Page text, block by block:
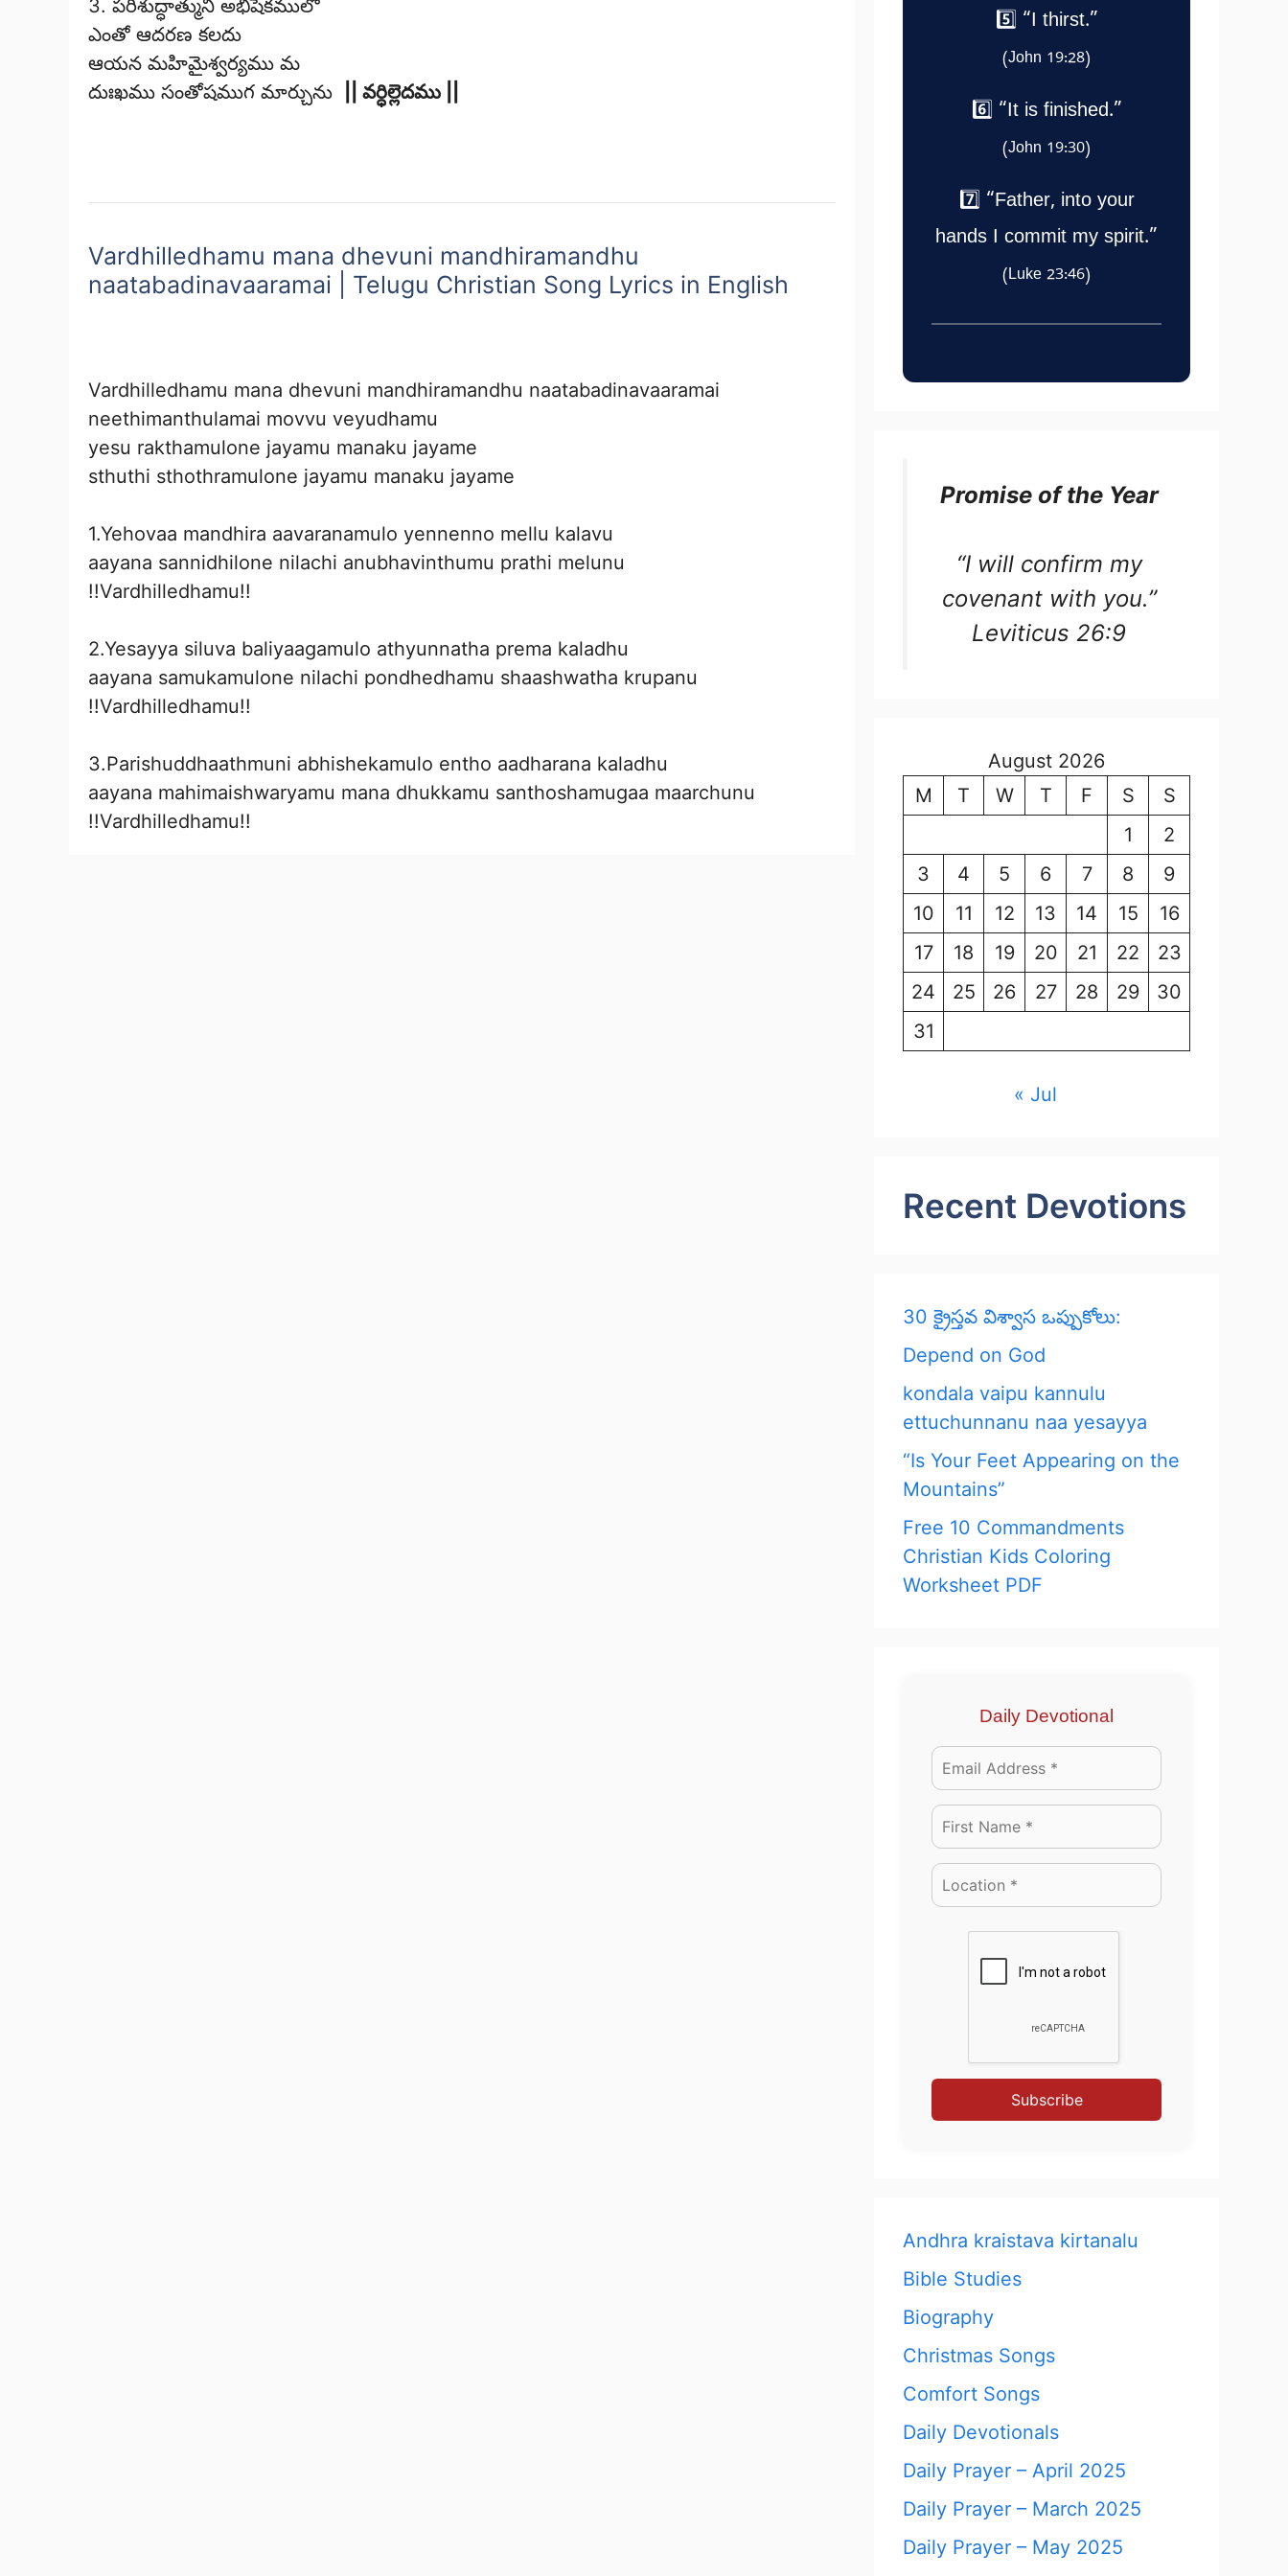
3. పరిశుద్ధాత్ముని అభిషేకములో
ఎంతో ఆదరణ కలదు
ఆయన మహిమైశ్వర్యము మ
దుఃఖము సంతోషముగ మార్చును
|| వర్ధిల్లెదము ||
Vardhilledhamu mana dhevuni mandhiramandhu
naatabadinavaaramai | Telugu Christian Song Lyrics in English
Vardhilledhamu mana dhevuni mandhiramandhu naatabadinavaaramai
neethimanthulamai movvu veyudhamu
yesu rakthamulone jayamu manaku jayame
sthuthi sthothramulone jayamu manaku jayame
1.Yehovaa mandhira aavaranamulo yennenno mellu kalavu
aayana sannidhilone nilachi anubhavinthumu prathi melunu
!!Vardhilledhamu!!
2.Yesayya siluva baliyaagamulo athyunnatha prema kaladhu
aayana samukamulone nilachi pondhedhamu shaashwatha krupanu
!!Vardhilledhamu!!
3.Parishuddhaathmuni abhishekamulo entho aadharana kaladhu
aayana mahimaishwaryamu mana dhukkamu santhoshamugaa maarchunu
!!Vardhilledhamu!!
5️⃣ “I thirst.”
(John 19:28)
6️⃣ “It is finished.”
(John 19:30)
7️⃣ “Father, into your
hands I commit my spirit.”
(Luke 23:46)
Promise of the Year
“I will confirm my
covenant with you.”
Leviticus 26:9
August 2026
M
T W T F S
S
1
2
3
4 5 6 7 8
9
10
11 12 13 14 15
16
17
18 19 20 21 22
23
24
25 26 27 28 29
30
31
« Jul
Recent Devotions
30 క్రైస్తవ విశ్వాస ఒప్పుకోలు:
Depend on God
kondala vaipu kannulu
ettuchunnanu naa yesayya
“Is Your Feet Appearing on the
Mountains”
Free 10 Commandments
Christian Kids Coloring
Worksheet PDF
Daily Devotional
Subscribe
Andhra kraistava kirtanalu
Bible Studies
Biography
Christmas Songs
Comfort Songs
Daily Devotionals
Daily Prayer – April 2025
Daily Prayer – March 2025
Daily Prayer – May 2025